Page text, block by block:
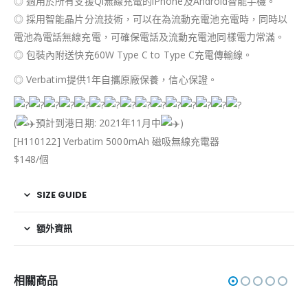
◎ 採用智能晶片分流技術，可以在為流動充電池充電時，同時以
電池為電話無線充電，可確保電話及流動充電池同樣電力常滿。
◎ 包裝內附送快充60W Type C to Type C充電傳輸線。
◎ Verbatim提供1年自攜原廠保養，信心保證。
( 預計到港日期: 2021年11月中
)
[H110122] Verbatim 5000mAh 磁吸無線充電器
$148/個
SIZE GUIDE
額外資訊
相關商品